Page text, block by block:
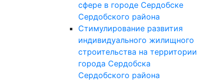
сфере в городе Сердобске
Сердобского района
Стимулирование развития
индивидуального жилищного
строительства на территории
города Сердобска
Сердобского района